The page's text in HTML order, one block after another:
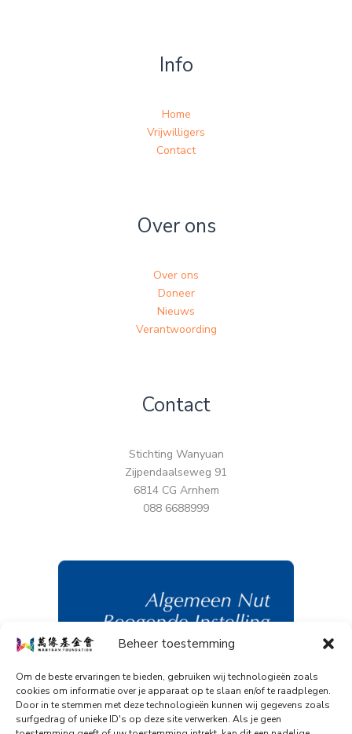
Beheer toestemming
Om de beste ervaringen te bieden, gebruiken wij technologieën zoals
cookies om informatie over je apparaat op te slaan en/of te raadplegen.
Door in te stemmen met deze technologieën kunnen wij gegevens zoals
surfgedrag of unieke ID's op deze site verwerken. Als je geen
Info
Home
Vrijwilligers
Contact
Over ons
Over ons
Doneer
Nieuws
Verantwoording
Contact
Stichting Wanyuan
Zijpendaalseweg 91
6814 CG Arnhem
088 6688999